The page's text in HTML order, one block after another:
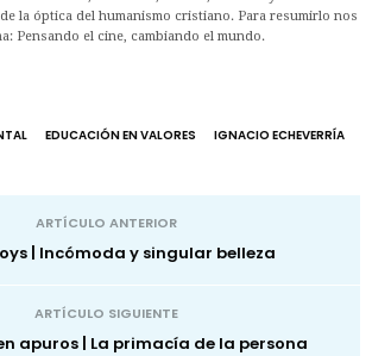
la óptica del humanismo cristiano. Para resumirlo nos
Pensando el cine, cambiando el mundo.
EDUCACIÓN EN VALORES
IGNACIO ECHEVERRÍA
ARTÍCULO ANTERIOR
| Incómoda y singular belleza
ARTÍCULO SIGUIENTE
apuros | La primacía de la persona